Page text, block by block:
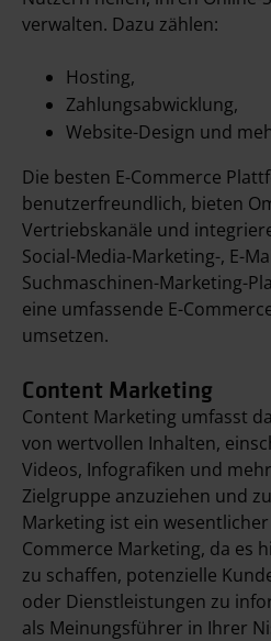
verwalten. Dazu zählen:
Hosting,
Zahlungsabwicklung,
Website-Design und
Die besten E-Commerce
benutzerfreundlich, bieten
Vertriebskanäle und
Social-Media-Marketing-, E-
Suchmaschinen-Marketing-
eine umfassende E-
umsetzen.
Content Marketing
Content Marketing umfasst
von wertvollen Inhalten,
Videos, Infografiken und
Zielgruppe anzuziehen und
Marketing ist ein
Commerce Marketing, da es
zu schaffen, potenzielle
oder Dienstleistungen zu
als Meinungsführer in Ihrer